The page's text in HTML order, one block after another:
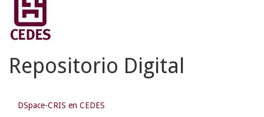
Repositorio Digital
DSpace-CRIS en CEDES